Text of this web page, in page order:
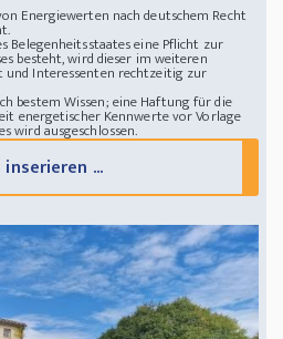
fruits to be picked, depending on the
Stellplätze: 0; Garagenplätze: 0
living space, large dining rooms, l
greater Carcassonne area, Languedoc-
in an exceptional environment with
is close to communication nodes
as well as the Mediterranean Sea
Energiewerten nach deutschem Recht
Belegenheitsstaates eine Pflicht zur
besteht, wird dieser im weiteren
Interessenten rechtzeitig zur
bestem Wissen; eine Haftung für die
energetischer Kennwerte vor Vorlage
wird ausgeschlossen.
...